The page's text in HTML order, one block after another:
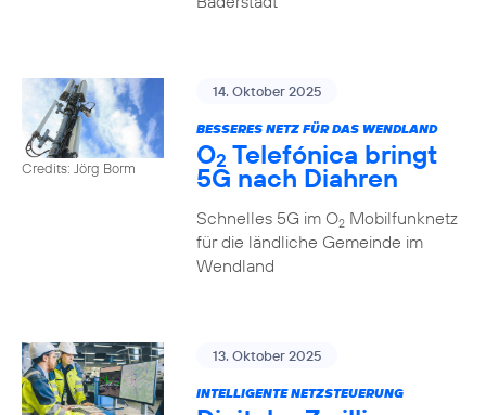
Credits: Jörg Borm
14. Oktober 2025
BESSERES NETZ FÜR DAS WENDLAND
O2 Telefónica bringt
5G nach Diahren
Schnelles 5G im O2Mobilfunknetz
für die ländliche Gemeinde im
Wendland
13. Oktober 2025
INTELLIGENTE NETZSTEUERUNG